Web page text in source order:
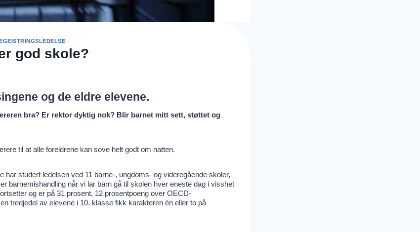
god skole?
og de eldre elevene.
bra? Er rektor dyktig nok? Blir barnet mitt sett, støttet og
til at alle foreldrene kan sove helt godt om natten.
studert ledelsen ved 11 barne-, ungdoms- og videregående skoler,
barnemishandling når vi lar barn gå til skolen hver eneste dag i visshet
og er på 31 prosent, 12 prosentpoeng over OECD-
tredjedel av elevene i 10. klasse fikk karakteren én eller to på